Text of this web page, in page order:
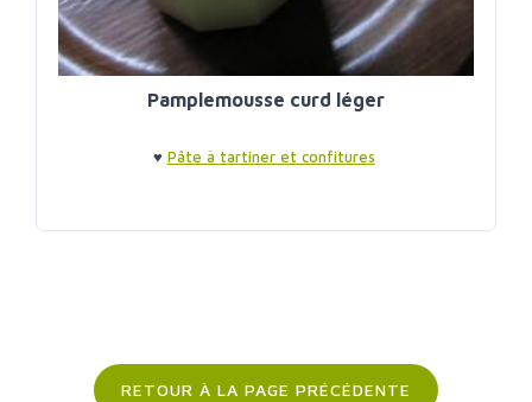
Pamplemousse curd léger
♥ Pâte à tartiner et confitures
RETOUR À LA PAGE PRÉCÉDENTE